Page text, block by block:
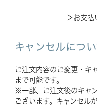
＞お支払
キャンセルについ
ご注文内容のご変更・キ
まで可能です。
※一部、ご注文後のキャ
ございます。キャンセル